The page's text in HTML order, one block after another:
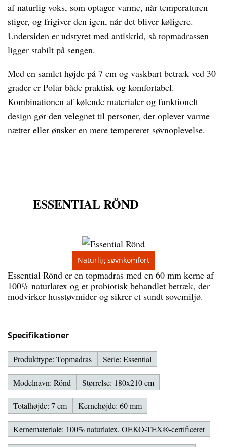
af naturlig voks, som optager varme, når temperaturen
stiger, og frigiver den igen, når det bliver køligere.
Undersiden er udstyret med antiskrid, så topmadrassen
ligger stabilt på sengen.
Med en samlet højde på 7 cm og vaskbart betræk ved 30
grader er Polar både praktisk og komfortabel.
Kombinationen af kølende materialer og funktionelt
design gør den velegnet til personer, der oplever varme
nætter eller ønsker en mere tempereret søvnoplevelse.
Naturlig søvnkomfort
ESSENTIAL RÖND
Essential Rönd er en topmadras med en 60 mm kerne af
100% naturlatex og et probiotisk behandlet betræk, der
modvirker husstøvmider og sikrer et sundt sovemiljø.
Specifikationer
Produkttype: Topmadras Serie: Essential
Modelnavn: Rönd Størrelse: 180x210 cm
Totalhøjde: 7 cm Kernehøjde: 60 mm
Kernemateriale: 100% naturlatex, OEKO-TEX®-certificeret